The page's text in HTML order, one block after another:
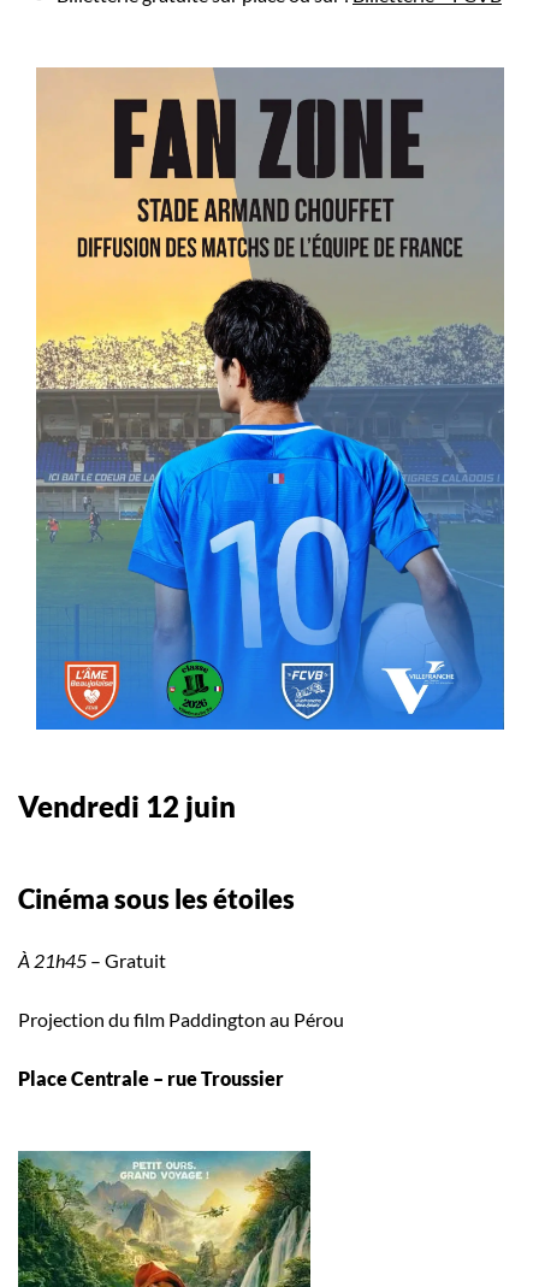
Vendredi 12 juin
Cinéma sous les étoiles
À 21h45 – Gratuit
Projection du film Paddington au Pérou
Place Centrale – rue Troussier